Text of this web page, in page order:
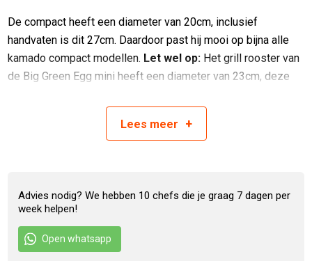
De compact heeft een diameter van 20cm, inclusief
handvaten is dit 27cm. Daardoor past hij mooi op bijna alle
kamado compact modellen. Let wel op: Het grill rooster van
de Big Green Egg mini heeft een diameter van 23cm, deze
kleinere modellen van Big Green Egg (mini, minimax en de
small), the Bastard Small en Monolith Icon en Junior.
Lees meer +
Advies nodig? We hebben 10 chefs die je graag 7 dagen per
week helpen!
Open whatsapp